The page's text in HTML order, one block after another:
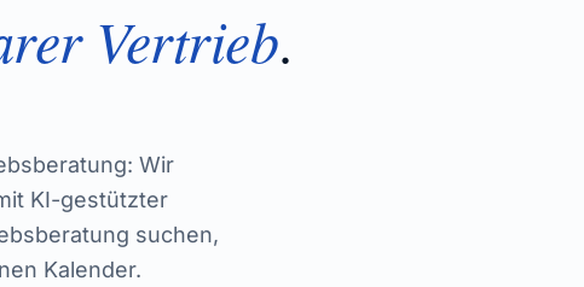
Vertrieb.
Wir
KI-gestützter
suchen,
Kalender.